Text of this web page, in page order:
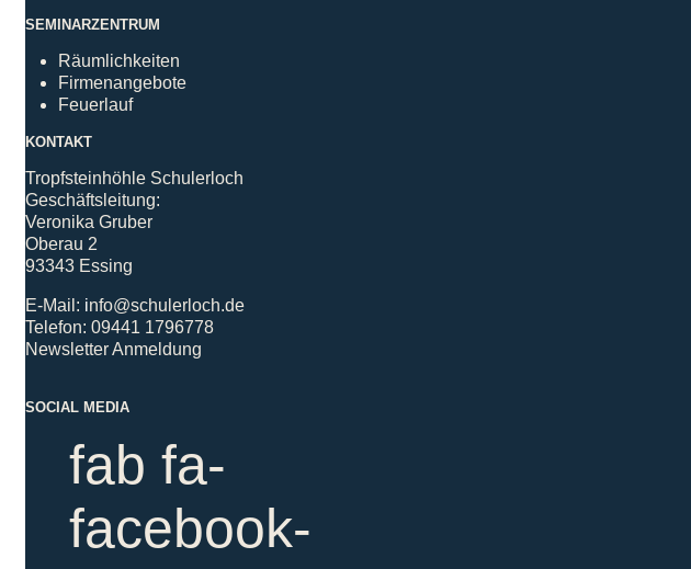
SEMINARZENTRUM
Räumlichkeiten
Firmenangebote
Feuerlauf
KONTAKT
Tropfsteinhöhle Schulerloch
Geschäftsleitung:
Veronika Gruber
Oberau 2
93343 Essing
E-Mail: info@schulerloch.de
Telefon: 09441 1796778
Newsletter Anmeldung
SOCIAL MEDIA
fab fa-
facebook-